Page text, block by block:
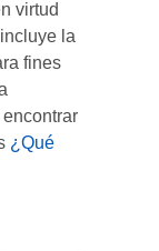
virtud
la
fines
¿Qué